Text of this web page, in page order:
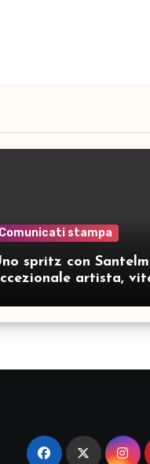
Comunicati stampa
spritz con
artista,
(acoustic